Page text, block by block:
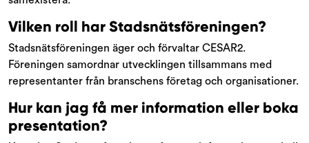
Vilken roll har Stadsnätsföreningen?
Stadsnätsföreningen äger och förvaltar CESAR2.
Föreningen samordnar utvecklingen tillsammans med
representanter från branschens företag och organisationer.
Hur kan jag få mer information eller boka
presentation?